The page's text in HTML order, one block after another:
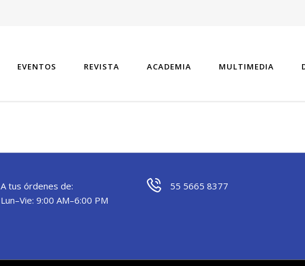
EVENTOS REVISTA ACADEMIA MULTIMEDIA
A tus órdenes de:
Lun–Vie: 9:00 AM–6:00 PM
55 5665 8377